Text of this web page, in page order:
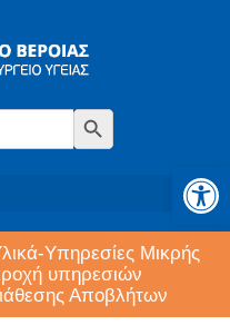
Search Button
Υπηρεσίες Μικρής
υπηρεσιών
Αποβλήτων